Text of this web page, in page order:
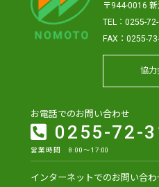
〒944-0016
TEL：0255-
FAX：0255-
協力
お電話でのお問い合わせ
0255-72-
営業時間 8:00～17:00
インターネットでのお問い合わ